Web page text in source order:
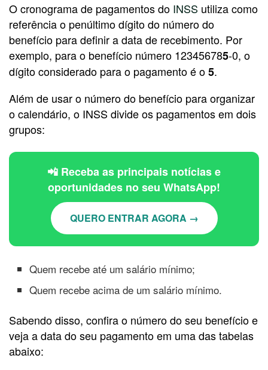
O cronograma de pagamentos do INSS utiliza como
referência o penúltimo dígito do número do
benefício para definir a data de recebimento. Por
exemplo, para o benefício número 123456785-0, o
dígito considerado para o pagamento é o5.
Além de usar o número do benefício para organizar
o calendário, o INSS divide os pagamentos em dois
grupos:
📲 Receba as principais notícias e
oportunidades no seu WhatsApp!
QUERO ENTRAR AGORA →
Quem recebe até um salário mínimo;
Quem recebe acima de um salário mínimo.
Sabendo disso, confira o número do seu benefício e
veja a data do seu pagamento em uma das tabelas
abaixo: